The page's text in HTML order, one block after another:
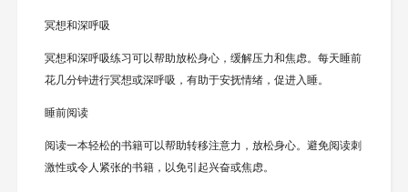
冥想和深呼吸
冥想和深呼吸练习可以帮助放松身心，缓解压力和焦虑。每天睡前
花几分钟进行冥想或深呼吸，有助于安抚情绪，促进入睡。
睡前阅读
阅读一本轻松的书籍可以帮助转移注意力，放松身心。避免阅读刺
激性或令人紧张的书籍，以免引起兴奋或焦虑。